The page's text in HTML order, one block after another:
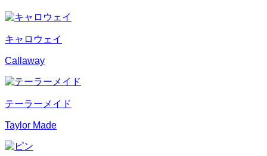
キャロウェイ
Callaway
テーラーメイド
Taylor Made